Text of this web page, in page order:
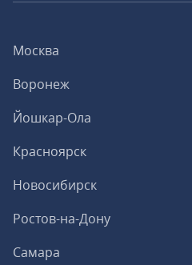
Москва
Воронеж
Йошкар-Ола
Красноярск
Новосибирск
Ростов-на-Дону
Самара